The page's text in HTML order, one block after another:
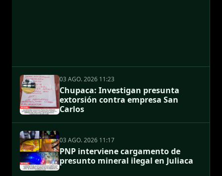
03 AGO. 2026 11:23
Chupaca: Investigan presunta
extorsión contra empresa San
Carlos
03 AGO. 2026 11:17
PNP interviene cargamento de
presunto mineral ilegal en Juliaca